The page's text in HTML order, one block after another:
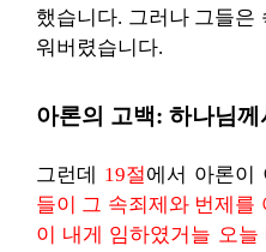
했습니다. 그러나 그들은
워버렸습니다.
아론의 고백: 하나님
그런데 19절에서 아론이
들이 그 속죄제와 번제를
이 내게 임하였거늘 오